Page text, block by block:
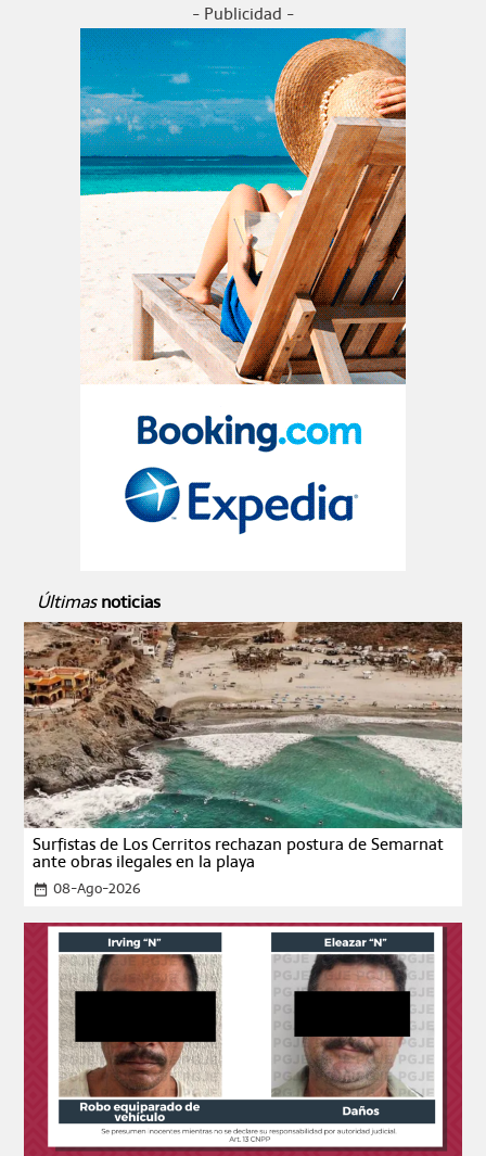
- Publicidad -
Últimas noticias
Surfistas de Los Cerritos rechazan postura de Semarnat
ante obras ilegales en la playa
date_range 08-Ago-2026